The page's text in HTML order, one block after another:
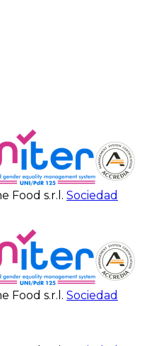
Food s.r.l. Sociedad
Food s.r.l. Sociedad